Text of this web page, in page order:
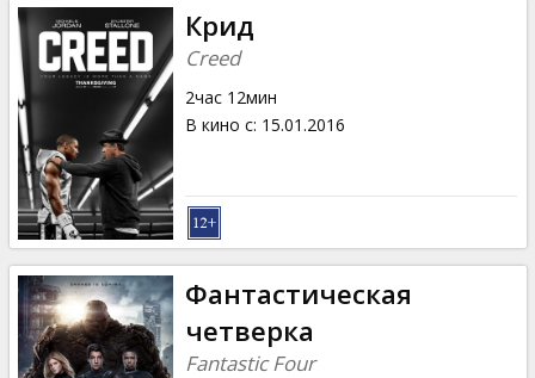
Крид
Creed
2час 12мин
В кино с: 15.01.2016
Фантастическая
четверка
Fantastic Four